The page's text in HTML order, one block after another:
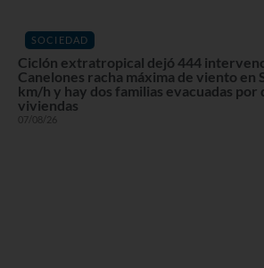
SOCIEDAD
Ciclón extratropical dejó 444
Canelones racha máxima de viento en
km/h y hay dos familias evacuadas por
viviendas
07/08/26